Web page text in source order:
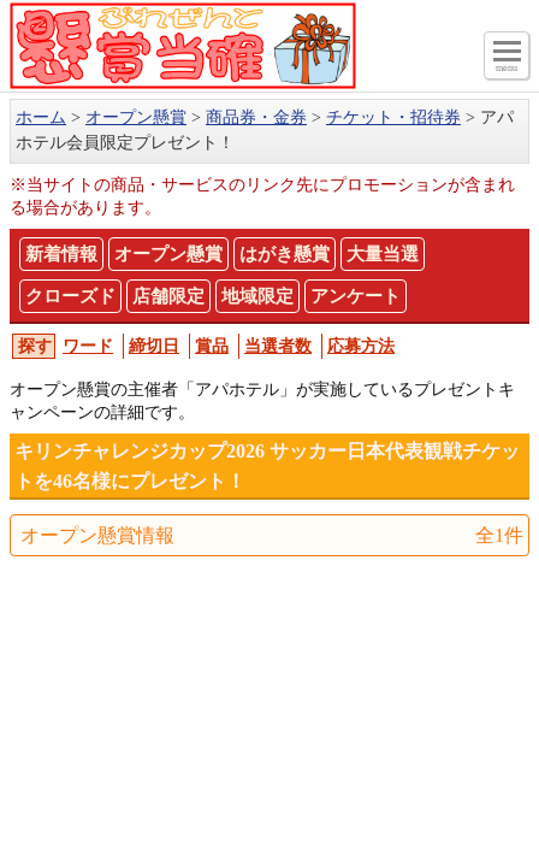
menu
ホーム オープン懸賞 商品券・金券 チケット・招待券
アパ
ホテル会員限定プレゼント！
※当サイトの商品・サービスのリンク先にプロモーションが含まれ
る場合があります。
新着情報 オープン懸賞 はがき懸賞 大量当選
クローズド 店舗限定 地域限定 アンケート
ワード 締切日 賞品 当選者数 応募方法
オープン懸賞の主催者「アパホテル」が実施しているプレゼントキ
ャンペーンの詳細です。
キリンチャレンジカップ2026 サッカー日本代表観戦チケッ
トを46名様にプレゼント！
オープン懸賞情報 全1件